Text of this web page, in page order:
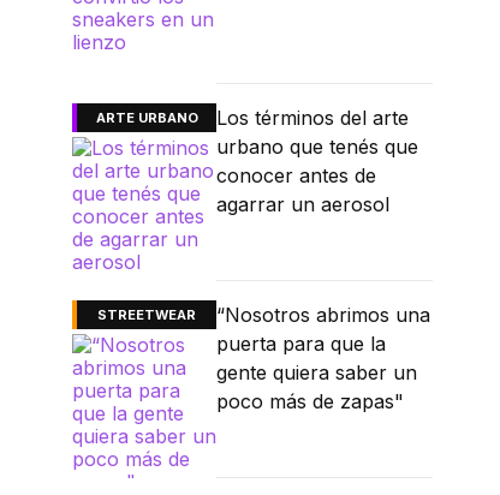
ARTE URBANO
Los términos del arte
urbano que tenés que
conocer antes de
agarrar un aerosol
STREETWEAR
“Nosotros abrimos una
puerta para que la
gente quiera saber un
poco más de zapas"